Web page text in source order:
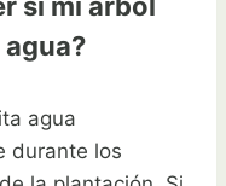
si mi árbol
agua
durante los